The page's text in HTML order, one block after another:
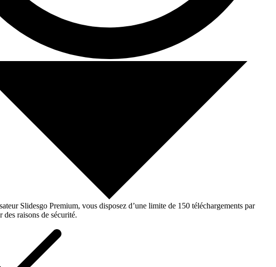
Slidesgo Premium, vous disposez d’une limite de 150 téléchargements par
des raisons de sécurité.